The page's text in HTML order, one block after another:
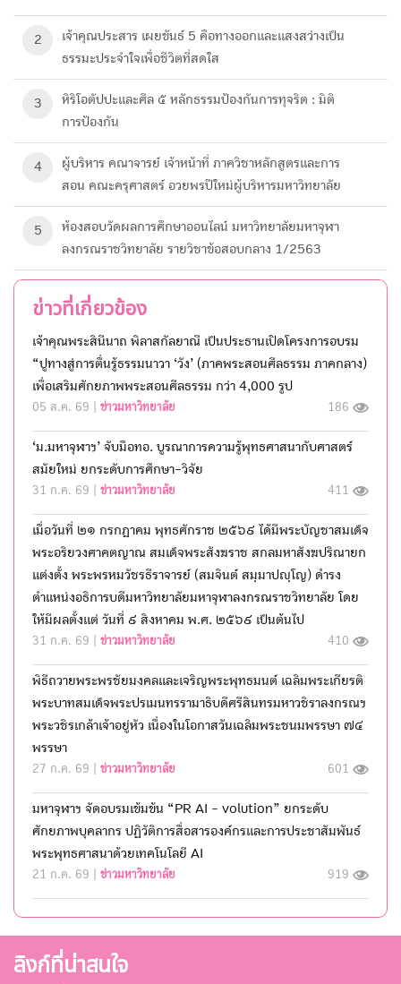
2
เจ้าคุณประสาร เผยขันธ์ 5 คือทางออกและแสงสว่างเป็น
ธรรมะประจำใจเพื่อชีวิตที่สดใส
3
หิริโอตัปปะและศีล ๕ หลักธรรมป้องกันการทุจริต : มิติ
การป้องกัน
4
ผู้บริหาร คณาจารย์ เจ้าหน้าที่ ภาควิชาหลักสูตรและการ
สอน คณะครุศาสตร์ อวยพรปีใหม่ผู้บริหารมหาวิทยาลัย
5
ห้องสอบวัดผลการศึกษา​ออนไลน์ มหาวิทยาลัย​มหา​จุฬา
ลงกรณ​ราช​วิทยาลัย​ รายวิชาข้อสอบกลาง 1/2563
ข่าวที่เกี่ยวข้อง
เจ้าคุณพระสินีนาถ พิลาสกัลยาณี เป็นประธานเปิดโครงการอบรม
“ปูทางสู่การตื่นรู้ธรรมนาวา ‘วัง’ (ภาคพระสอนศีลธรรม ภาคกลาง)
เพื่อเสริมศักยภาพพระสอนศีลธรรม กว่า 4,000 รูป
05 ส.ค. 69 | ข่าวมหาวิทยาลัย 186
‘ม.มหาจุฬาฯ’ จับมือทอ. บูรณาการความรู้พุทธศาสนากับศาสตร์
สมัยใหม่ ยกระดับการศึกษา-วิจัย
31 ก.ค. 69 | ข่าวมหาวิทยาลัย 411
เมื่อวันที่ ๒๑ กรกฎาคม พุทธศักราช ๒๕๖๙ ได้มีพระบัญชาสมเด็จ
พระอริยวงศาคตญาณ สมเด็จพระสังฆราช สกลมหาสังฆปริณายก
แต่งตั้ง พระพรหมวัชรธีราจารย์ (สมจินต์ สมฺมาปญฺโญ) ดำรง
ตำแหน่งอธิการบดีมหาวิทยาลัยมหาจุฬาลงกรณราชวิทยาลัย โดย
ให้มีผลตั้งแต่ วันที่ ๙ สิงหาคม พ.ศ. ๒๕๖๙ เป็นต้นไป
31 ก.ค. 69 | ข่าวมหาวิทยาลัย 410
พิธีถวายพระพรชัยมงคลและเจริญพระพุทธมนต์ เฉลิมพระเกียรติ
พระบาทสมเด็จพระปรเมนทรรามาธิบดีศรีสินทรมหาวชิราลงกรณฯ
พระวชิรเกล้าเจ้าอยู่หัว เนื่องในโอกาสวันเฉลิมพระชนมพรรษา ๗๔
พรรษา
27 ก.ค. 69 | ข่าวมหาวิทยาลัย 601
มหาจุฬาฯ จัดอบรมเข้มข้น “PR AI - volution” ยกระดับ
ศักยภาพบุคลากร ปฏิวัติการสื่อสารองค์กรและการประชาสัมพันธ์
พระพุทธศาสนาด้วยเทคโนโลยี AI
21 ก.ค. 69 | ข่าวมหาวิทยาลัย 919
ลิงก์ที่น่าสนใจ